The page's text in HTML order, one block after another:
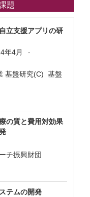
題
立支援アプリの研
年4月 -
基盤研究(C) 基盤
の質と費用対効果
チ振興財団
テムの開発